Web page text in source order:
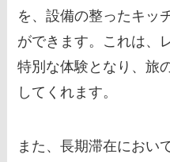
を、設備の整ったキッ
ができます。これは、
特別な体験となり、旅
してくれます。
また、長期滞在におい